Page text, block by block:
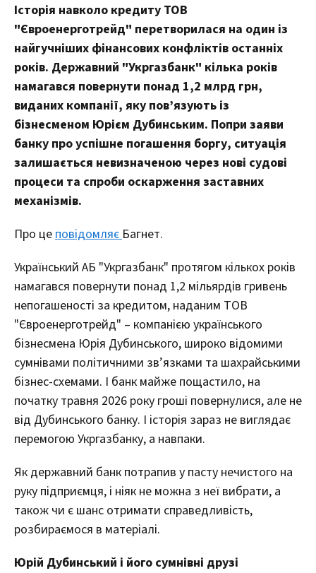
Історія навколо кредиту ТОВ
"Євроенерготрейд" перетворилася на один із
найгучніших фінансових конфліктів останніх
років. Державний "Укргазбанк" кілька років
намагався повернути понад 1,2 млрд грн,
виданих компанії, яку пов’язують із
бізнесменом Юрієм Дубинським. Попри заяви
банку про успішне погашення боргу, ситуація
залишається невизначеною через нові судові
процеси та спроби оскарження заставних
механізмів.
Про це повідомляє Багнет.
Український АБ "Укргазбанк" протягом кількох років
намагався повернути понад 1,2 мільярдів гривень
непогашеності за кредитом, наданим ТОВ
"Євроенерготрейд" – компанією українського
бізнесмена Юрія Дубинського, широко відомими
сумнівами політичними зв’язками та шахрайськими
бізнес-схемами. І банк майже пощастило, на
початку травня 2026 року гроші повернулися, але не
від Дубинського банку. І історія зараз не виглядає
перемогою Укргазбанку, а навпаки.
Як державний банк потрапив у пасту нечистого на
руку підприємця, і ніяк не можна з неї вибрати, а
також чи є шанс отримати справедливість,
розбираємося в матеріалі.
Юрій Дубинський і його сумнівні друзі